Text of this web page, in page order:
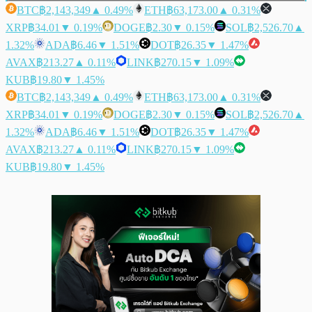
BTC฿2,143,349 ▲ 0.49% ETH฿63,173.00 ▲ 0.31%
XRP฿34.01 ▼ 0.19% DOGE฿2.30▼ 0.15% SOL฿2,526.70 ▲
1.32%
ADA฿6.46▼ 1.51% DOT฿26.35▼ 1.47%
AVAX฿213.27 ▲ 0.11% LINK฿270.15▼ 1.09%
KUB฿19.80▼ 1.45%
BTC฿2,143,349 ▲ 0.49% ETH฿63,173.00 ▲ 0.31%
XRP฿34.01 ▼ 0.19% DOGE฿2.30▼ 0.15% SOL฿2,526.70 ▲
1.32%
ADA฿6.46▼ 1.51% DOT฿26.35▼ 1.47%
AVAX฿213.27 ▲ 0.11% LINK฿270.15▼ 1.09%
KUB฿19.80▼ 1.45%